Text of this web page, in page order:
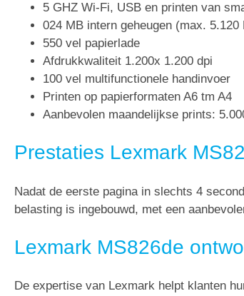
5 GHZ Wi-Fi, USB en printen van
024 MB intern geheugen (max. 5.120
550 vel papierlade
Afdrukkwaliteit 1.200x 1.200 dpi
100 vel multifunctionele handinvoer
Printen op papierformaten A6 tm A4
Aanbevolen maandelijkse prints:
Prestaties Lexmark
Nadat de eerste pagina in slechts 4
belasting is ingebouwd, met een
Lexmark MS826de
De expertise van Lexmark helpt klanten